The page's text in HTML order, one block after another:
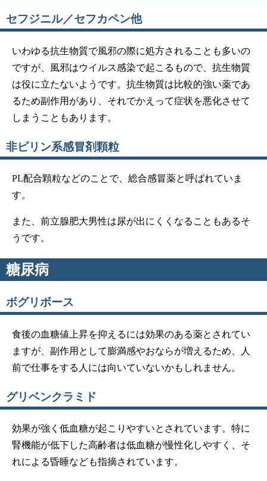
セフジニル／セフカペン他
いわゆる抗生物質で風邪の際に処方されることも多いの
ですが、風邪はウイルス感染で起こるもので、抗生物質
は役に立たないようです。抗生物質は比較的強い薬であ
るため副作用があり、それでかえって症状を悪化させて
しまうこともあります。
非ピリン系感冒剤顆粒
PL配合顆粒などのことで、総合感冒薬と呼ばれていま
す。
また、前立腺肥大男性は尿が出にくくなることもあるそ
うです。
糖尿病
ボグリボース
食後の血糖値上昇を抑えるには効果のある薬とされてい
ますが、副作用として膨満感やおならが増えるため、人
前で仕事をする人には向いていないかもしれません。
グリベンクラミド
効果が強く低血糖が起こりやすいとされています。特に
腎機能が低下した高齢者は低血糖が慢性化しやすく、そ
れによる昏睡なども指摘されています。